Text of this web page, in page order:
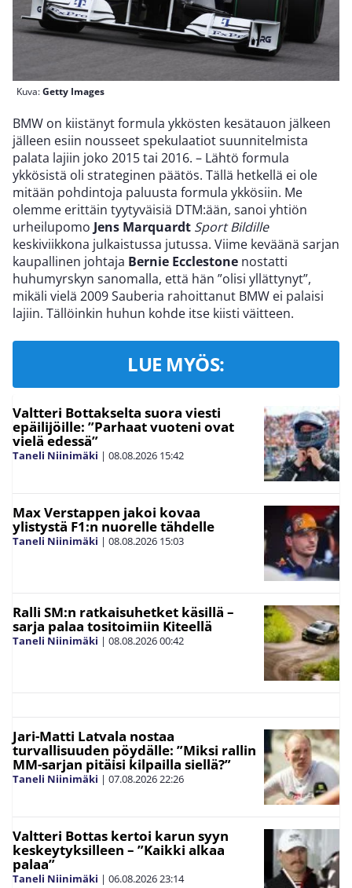
Kuva:Getty Images
BMW on kiistänyt formula ykkösten kesätauon jälkeen
jälleen esiin nousseet spekulaatiot suunnitelmista
palata lajiin joko 2015 tai 2016. – Lähtö formula
ykkösistä oli strateginen päätös. Tällä hetkellä ei ole
mitään pohdintoja paluusta formula ykkösiin. Me
olemme erittäin tyytyväisiä DTM:ään, sanoi yhtiön
urheilupomo Jens Marquardt Sport Bildille
keskiviikkona julkaistussa jutussa. Viime keväänä sarjan
kaupallinen johtaja Bernie Ecclestone nostatti
huhumyrskyn sanomalla, että hän ”olisi yllättynyt”,
mikäli vielä 2009 Sauberia rahoittanut BMW ei palaisi
lajiin. Tällöinkin huhun kohde itse kiisti väitteen.
LUE MYÖS:
Valtteri Bottakselta suora viesti
epäilijöille: ”Parhaat vuoteni ovat
vielä edessä”
Taneli Niinimäki | 08.08.2026 15:42
Max Verstappen jakoi kovaa
ylistystä F1:n nuorelle tähdelle
Taneli Niinimäki | 08.08.2026 15:03
Ralli SM:n ratkaisuhetket käsillä –
sarja palaa tositoimiin Kiteellä
Taneli Niinimäki | 08.08.202600:42
Jari-Matti Latvala nostaa
turvallisuuden pöydälle: ”Miksi rallin
MM-sarjan pitäisi kilpailla siellä?”
Taneli Niinimäki | 07.08.202622:26
Valtteri Bottas kertoi karun syyn
keskeytyksilleen – ”Kaikki alkaa
palaa”
Taneli Niinimäki | 06.08.202623:14